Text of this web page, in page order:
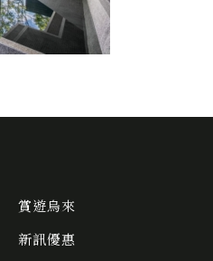
賞遊烏來
新訊優惠